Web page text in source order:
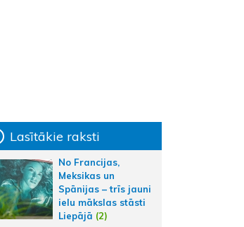
Lasītākie raksti
No Francijas,
Meksikas un
Spānijas – trīs jauni
ielu mākslas stāsti
Liepājā (2)